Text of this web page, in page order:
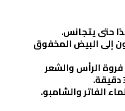
حتى يتجانس.
إلى البيض المخفوق
الرأس والشعر
الفاتر والشامبو.